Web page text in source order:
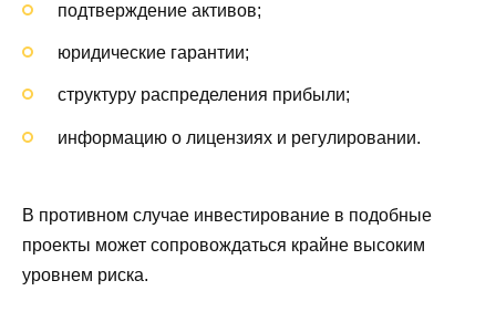
подтверждение активов;
юридические гарантии;
структуру распределения прибыли;
информацию о лицензиях и регулировании.
В противном случае инвестирование в подобные
проекты может сопровождаться крайне высоким
уровнем риска.